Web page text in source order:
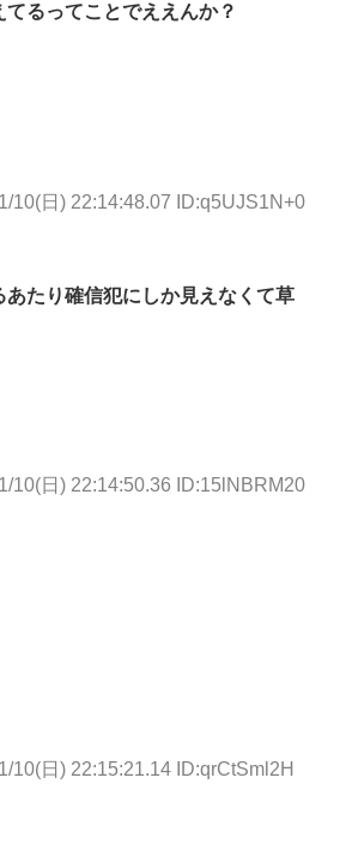
るってことでええんか？
10(日) 22:14:48.07 ID:q5UJS1N+0
あたり確信犯にしか見えなくて草
10(日) 22:14:50.36 ID:15lNBRM20
10(日) 22:15:21.14 ID:qrCtSml2H